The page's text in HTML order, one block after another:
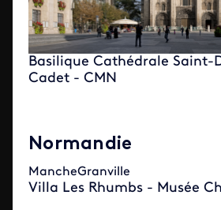
Basilique Cathédrale Saint-
Cadet - CMN
Normandie
MancheGranville
Villa Les Rhumbs - Musée